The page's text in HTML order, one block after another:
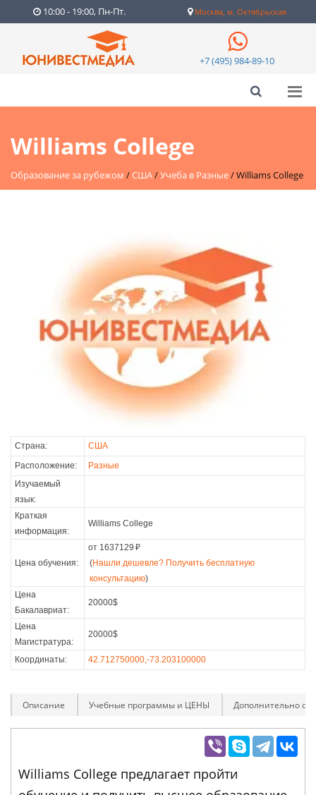
10:00 - 19:00, Пн-Пт. Москва, м. Октябрьская
+7 (495) 984-89-10
Williams College
Образование за рубежом /США/Учеба в Разные/Williams College
Страна:
США
Расположение:
Разные
Изучаемый
язык:
Краткая
информация:
Williams College
Цена обучения:
от 1637129 ₽
(Нашли дешевле? Получить бесплатную
консультацию)
Цена
Бакалавриат:
20000$
Цена
Магистратура:
20000$
Координаты: 42.712750000,-73.203100000
Описание Учебные программы и ЦЕНЫ Дополнительно
Williams College предлагает пройти